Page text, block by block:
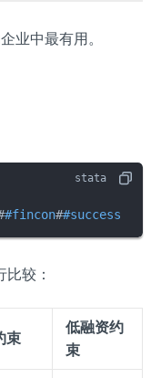
业中最有用。
#fincon##success
较：
束
低融资约
束